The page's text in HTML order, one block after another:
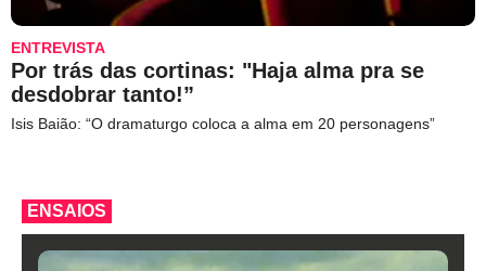
ENTREVISTA
Por trás das cortinas: "Haja alma pra se
desdobrar tanto!”
Isis Baião: “O dramaturgo coloca a alma em 20 personagens”
ENSAIOS